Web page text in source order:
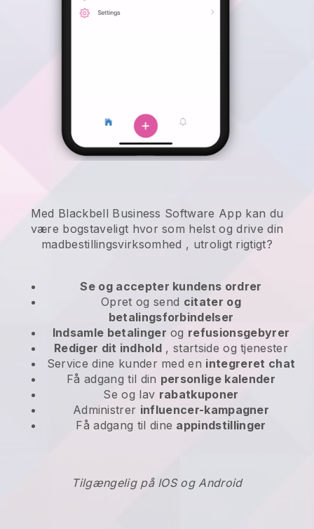
Med Blackbell Business Software App kan du
være bogstaveligt hvor som helst ogdrive din
madbestillingsvirksomhed , utroligt rigtigt?
Se og accepter kundens ordrer
Opret og send citater og
betalingsforbindelser
Indsamle betalinger og refusionsgebyrer
Rediger dit indhold , startside og tjenester
Service dine kunder med en integreret chat
Få adgang til din personlige kalender
Se og lav rabatkuponer
Administrer influencer-kampagner
Få adgang til dine appindstillinger
Tilgængelig på IOS og Android